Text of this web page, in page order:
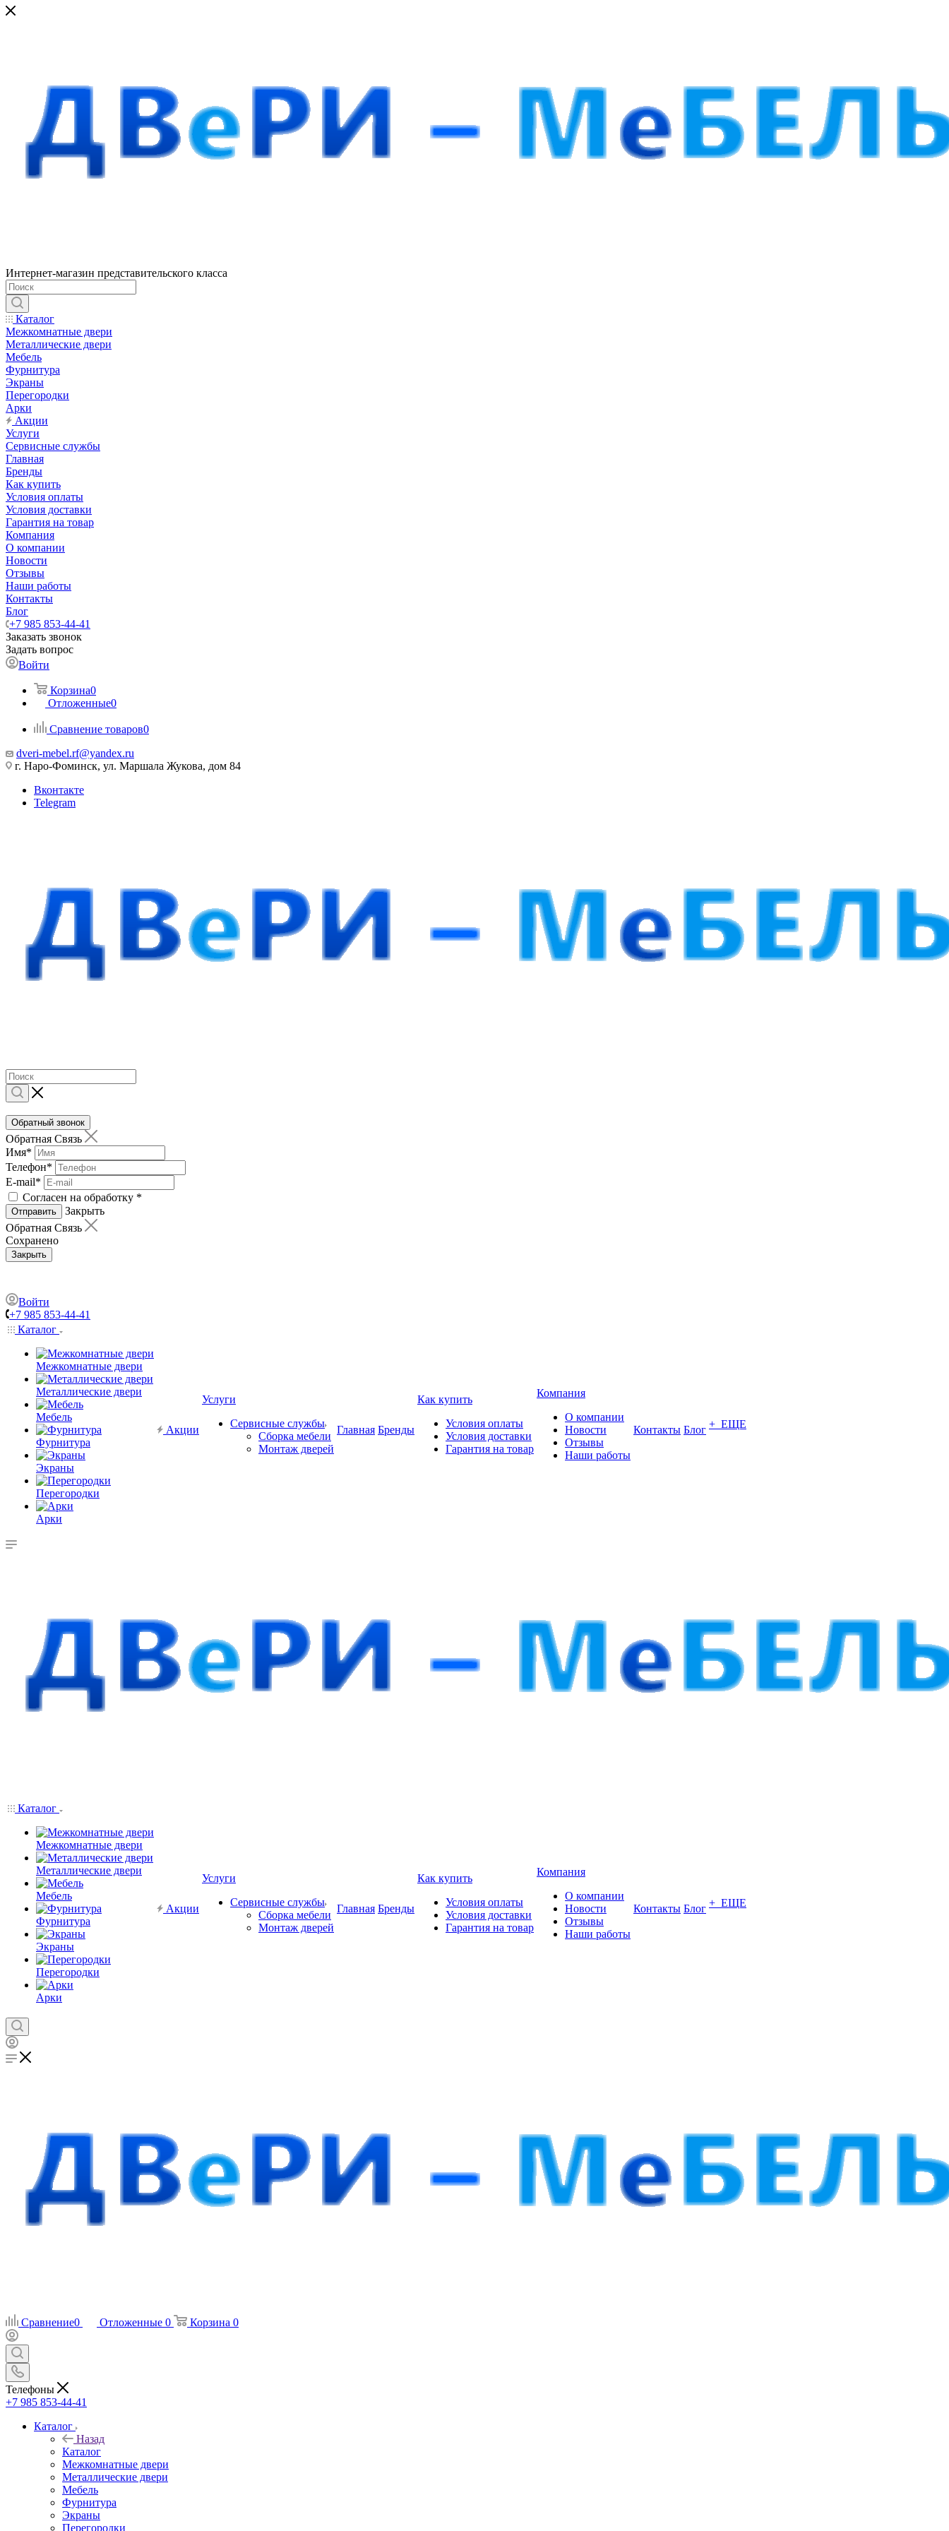
Интернет-магазин представительского класса
Каталог
Межкомнатные двери
Металлические двери
Мебель
Фурнитура
Экраны
Перегородки
Арки
Акции
Услуги
Сервисные службы
Главная
Бренды
Как купить
Условия оплаты
Условия доставки
Гарантия на товар
Компания
О компании
Новости
Отзывы
Наши работы
Контакты
Блог
+7 985 853-44-41
Заказать звонок
Задать вопрос
Войти
Корзина0
Отложенные0
Сравнение товаров0
dveri-mebel.rf@yandex.ru
г. Наро-Фоминск, ул. Маршала Жукова, дом 84
Вконтакте
Telegram
Обратный звонок
Обратная Связь
Имя*
Телефон*
E-mail*
Согласен на обработку *
Отправить
Закрыть
Обратная Связь
Сохранено
Закрыть
Войти
+7 985 853-44-41
Каталог
Межкомнатные двери
Металлические двери
Мебель
Фурнитура
Экраны
Перегородки
Арки
Акции
Услуги
Сервисные службы
Сборка мебели
Монтаж дверей
Главная Бренды
Как купить
Условия оплаты
Условия доставки
Гарантия на товар
Компания
О компании
Новости
Отзывы
Наши работы
Контакты Блог + ЕЩЕ
Каталог
Межкомнатные двери
Металлические двери
Мебель
Фурнитура
Экраны
Перегородки
Арки
Акции
Услуги
Сервисные службы
Сборка мебели
Монтаж дверей
Главная Бренды
Как купить
Условия оплаты
Условия доставки
Гарантия на товар
Компания
О компании
Новости
Отзывы
Наши работы
Контакты Блог + ЕЩЕ
Сравнение0 Отложенные 0 Корзина 0
Телефоны
+7 985 853-44-41
Каталог
Назад
Каталог
Межкомнатные двери
Металлические двери
Мебель
Фурнитура
Экраны
Перегородки